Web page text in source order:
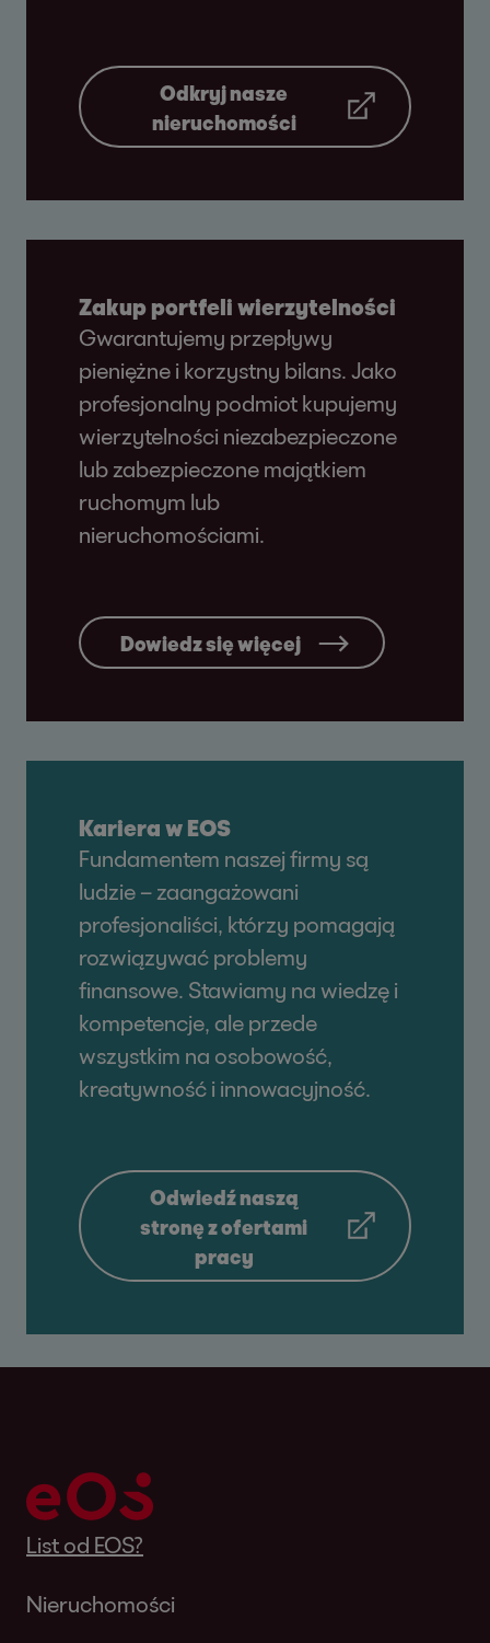
Odkryj nasze
nieruchomości
Zakup portfeli wierzytelności
Gwarantujemy przepływy
pieniężne i korzystny bilans. Jako
profesjonalny podmiot kupujemy
wierzytelności niezabezpieczone
lub zabezpieczone majątkiem
ruchomym lub
nieruchomościami.
Dowiedz się więcej
Kariera w EOS
Fundamentem naszej firmy są
ludzie – zaangażowani
profesjonaliści, którzy pomagają
rozwiązywać problemy
finansowe. Stawiamy na wiedzę i
kompetencje, ale przede
wszystkim na osobowość,
kreatywność i innowacyjność.
Odwiedź naszą
stronę z ofertami
pracy
List od EOS?
Nieruchomości